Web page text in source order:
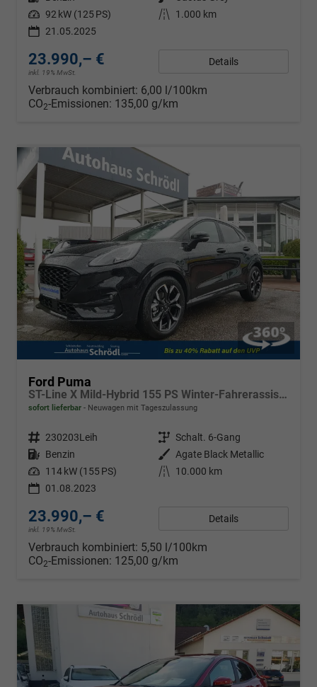
Leistung 92 kW (125 PS) Kilometerstand
1.000 km
21.05.2025
23.990,– €
inkl. 19% MwSt.
Details
Verbrauch kombiniert: 6,00 l/100km
CO2-Emissionen: 135,00 g/km
Ford Puma
ST-Line X Mild-Hybrid 155 PS Winter-Fahrerassistenzpaket 2
sofort lieferbar Neuwagen mit Tageszulassung
Fahrzeugnr. 230203Leih Getriebe Schalt. 6-Gang
Kraftstoff Benzin Außenfarbe Agate Black Metallic
Leistung 114 kW (155 PS) Kilometerstand
10.000 km
01.08.2023
23.990,– €
inkl. 19% MwSt.
Details
Verbrauch kombiniert: 5,50 l/100km
CO2-Emissionen: 125,00 g/km